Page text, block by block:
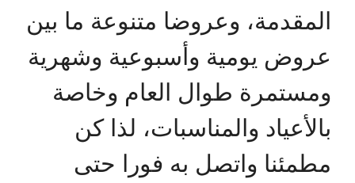
المقدمة، وعروضا متنوعة ما بين
عروض يومية وأسبوعية وشهرية
ومستمرة طوال العام وخاصة
بالأعياد والمناسبات، لذا كن
مطمئنا واتصل به فورا حتى